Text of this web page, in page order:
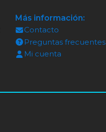
Más información:
Contacto
Preguntas frecuentes
Mi cuenta